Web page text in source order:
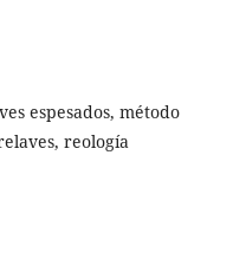
espesados, método
reología